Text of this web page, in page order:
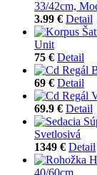
33/42cm,
3.99 € Detail
Unit
75 € Detail
69 € Detail
69.9 € Detail
Svetlosivá
1349 € Detail
40/60cm